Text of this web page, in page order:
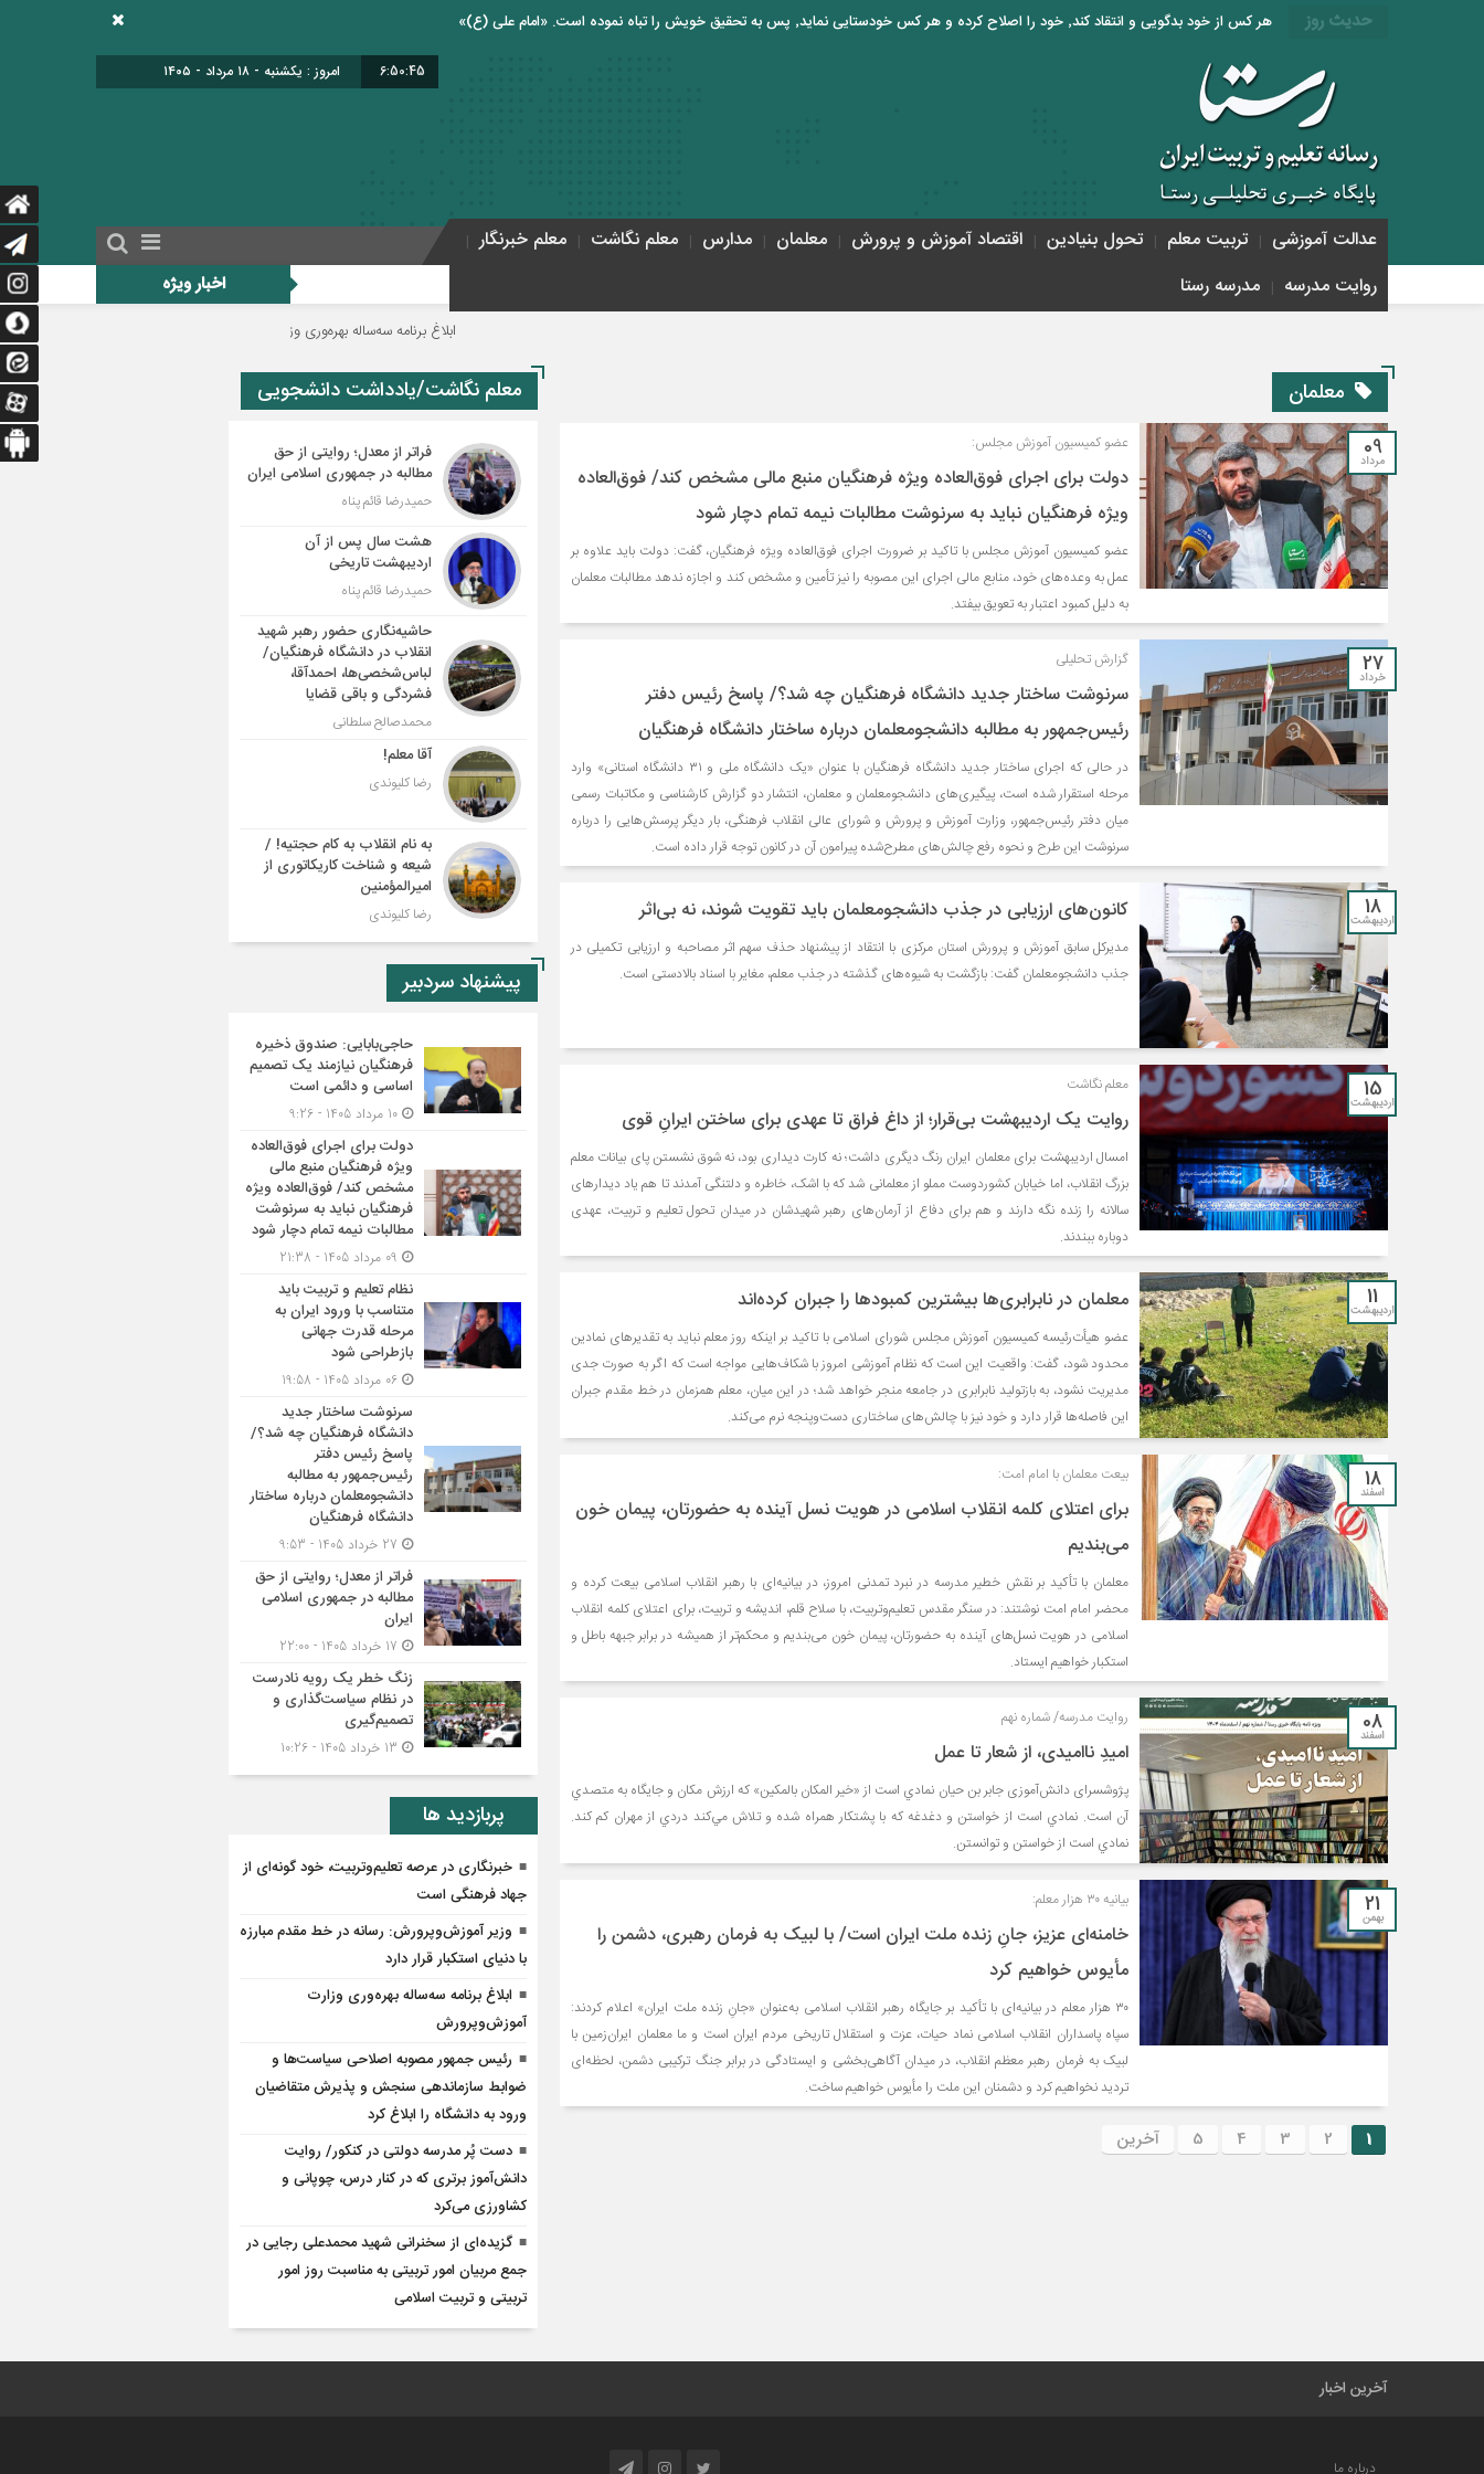
حدیث روز هر کس از خود بدگویی و انتقاد کند٬ خود را اصلاح کرده و هر کس خودستایی نماید٬ پس به تحقیق خویش را تباه نموده است. «امام علی (ع)»
6:50:45 امروز : یکشنبه - ۱۸ مرداد - ۱۴۰۵
عدالت آموزشی تربیت معلم تحول بنیادین اقتصاد آموزش و پرورش معلمان مدارس معلم نگاشت
معلم خبرنگار
روایت مدرسه
مدرسه رستا اخبار ویژه
ابلاغ برنامه سه‌ساله بهره‌وری وزارت آموزش‌وپرورش خبرنگاری در عرصه
معلمان
09
مرداد
عضو کمیسیون آموزش مجلس:
دولت برای اجرای فوق‌العاده ویژه فرهنگیان منبع مالی مشخص کند/ فوق‌العاده
ویژه فرهنگیان نباید به سرنوشت مطالبات نیمه‌ تمام دچار شود
عضو کمیسیون آموزش مجلس با تاکید بر ضرورت اجرای فوق‌العاده ویژه فرهنگیان، گفت: دولت باید علاوه بر
عمل به وعده‌های خود، منابع مالی اجرای این مصوبه را نیز تأمین و مشخص کند و اجازه ندهد مطالبات معلمان
به دلیل کمبود اعتبار به تعویق بیفتد.
27
خرداد
گزارش تحلیلی
سرنوشت ساختار جدید دانشگاه فرهنگیان چه شد؟/ پاسخ رئیس دفتر
رئیس‌جمهور به مطالبه دانشجومعلمان درباره ساختار دانشگاه فرهنگیان
در حالی که اجرای ساختار جدید دانشگاه فرهنگیان با عنوان «یک دانشگاه ملی و ۳۱ دانشگاه استانی» وارد
مرحله استقرار شده است، پیگیری‌های دانشجومعلمان و معلمان، انتشار دو گزارش کارشناسی و مکاتبات رسمی
میان دفتر رئیس‌جمهور، وزارت آموزش و پرورش و شورای عالی انقلاب فرهنگی، بار دیگر پرسش‌هایی را درباره
سرنوشت این طرح و نحوه رفع چالش‌های مطرح‌شده پیرامون آن در کانون توجه قرار داده است.
18
اردیبهشت کانون‌های ارزیابی در جذب دانشجومعلمان باید تقویت شوند، نه بی‌اثر
مدیرکل سابق آموزش و پرورش استان مرکزی با انتقاد از پیشنهاد حذف سهم اثر مصاحبه و ارزیابی تکمیلی در
جذب دانشجومعلمان گفت: بازگشت به شیوه‌های گذشته در جذب معلم، مغایر با اسناد بالادستی است.
15
اردیبهشت
معلم نگاشت
روایت یک اردیبهشت بی‌قرار؛ از داغ فراق تا عهدی برای ساختن ایرانِ قوی
امسال اردیبهشت برای معلمان ایران رنگ دیگری داشت؛ نه کارت دیداری بود، نه شوق نشستن پای بیانات معلم
بزرگ انقلاب، اما خیابان کشوردوست مملو از معلمانی شد که با اشک، خاطره و دلتنگی آمدند تا هم یاد دیدارهای
سالانه را زنده نگه دارند و هم برای دفاع از آرمان‌های رهبر شهیدشان در میدان تحول تعلیم و تربیت، عهدی
دوباره ببندند.
11
اردیبهشت معلمان در نابرابری‌ها بیشترین کمبودها را جبران کرده‌اند
عضو هیأت‌رئیسه کمیسیون آموزش مجلس شورای اسلامی با تاکید بر اینکه روز معلم نباید به تقدیرهای نمادین
محدود شود، گفت: واقعیت این است که نظام آموزشی امروز با شکاف‌هایی مواجه است که اگر به‌ صورت جدی
مدیریت نشود، به بازتولید نابرابری در جامعه منجر خواهد شد؛ در این میان، معلم همزمان در خط مقدم جبران
این فاصله‌ها قرار دارد و خود نیز با چالش‌های ساختاری دست‌وپنجه نرم می‌کند.
18
اسفند
بیعت معلمان با امام امت:
برای اعتلای کلمه انقلاب اسلامی در هویت نسل آینده به حضورتان، پیمان خون
می‌بندیم
معلمان با تأکید بر نقش خطیر مدرسه در نبرد تمدنی امروز، در بیانیه‌ای با رهبر انقلاب اسلامی بیعت کرده و
محضر امام امت نوشتند: در سنگر مقدس تعلیم‌وتربیت، با سلاح قلم، اندیشه و تربیت، برای اعتلای کلمه انقلاب
اسلامی در هویت نسل‌های آینده به حضورتان، پیمان خون می‌بندیم و محکم‌تر از همیشه در برابر جبهه باطل و
استکبار خواهیم ایستاد.
08
اسفند
روایت مدرسه/ شماره نهم
امیدِ ناامیدی، از شعار تا عمل
پژوشسرای دانش‌آموزی جابر بن حيان نمادي است از «خير المکان بالمکين» که ارزش مکان و جايگاه به متصدي
آن است. نمادي است از خواستن و دغدغه که با پشتکار همراه شده و تلاش مي‌کند دردي از مهران کم کند.
نمادي است از خواستن و توانستن.
21
بهمن
بیانیه ۳۰ هزار معلم:
خامنه‌ای عزیز، جانِ زنده ملت ایران است/ با لبیک به فرمان رهبری، دشمن را
مأیوس خواهیم کرد
۳۰ هزار معلم در بیانیه‌ای با تأکید بر جایگاه رهبر انقلاب اسلامی به‌عنوان «جانِ زنده ملت ایران» اعلام کردند:
سپاه پاسداران انقلاب اسلامی نماد حیات، عزت و استقلال تاریخی مردم ایران است و ما معلمان ایران‌زمین با
لبیک به فرمان رهبر معظم انقلاب، در میدان آگاهی‌بخشی و ایستادگی در برابر جنگ ترکیبی دشمن، لحظه‌ای
تردید نخواهیم کرد و دشمنان این ملت را مأیوس خواهیم ساخت.
1
2
3
4
5 آخرین
معلم نگاشت/یادداشت دانشجویی
فراتر از معدل؛ روایتی از حق
مطالبه در جمهوری اسلامی ایران
حمیدرضا قائم پناه
هشت سال پس از آن
اردیبهشت تاریخی
حمیدرضا قائم پناه
حاشیه‌نگاری حضور رهبر شهید
انقلاب در دانشگاه فرهنگیان/
لباس‌شخصی‌ها، احمدآقا،
فشردگی و باقی قضایا
محمدصالح سلطانی
آقا معلم!
رضا کلیوندی
به نام انقلاب به کام حجتیه! /
شیعه و شناخت کاریکاتوری از
امیرالمؤمنین
رضا کلیوندی
پیشنهاد سردبیر
حاجی‌بابایی: صندوق ذخیره
فرهنگیان نیازمند یک تصمیم
اساسی و دائمی است
دولت برای اجرای فوق‌العاده
ویژه فرهنگیان منبع مالی
مشخص کند/ فوق‌العاده ویژه
فرهنگیان نباید به سرنوشت
مطالبات نیمه‌ تمام دچار شود
نظام تعلیم و تربیت باید
متناسب با ورود ایران به
مرحله قدرت جهانی
بازطراحی شود
سرنوشت ساختار جدید
دانشگاه فرهنگیان چه شد؟/
پاسخ رئیس دفتر
رئیس‌جمهور به مطالبه
دانشجومعلمان درباره ساختار
دانشگاه فرهنگیان
فراتر از معدل؛ روایتی از حق
مطالبه در جمهوری اسلامی
ایران
زنگ خطر یک رویه نادرست
در نظام سیاست‌گذاری و
تصمیم‌گیری
پربازدید ها
خبرنگاری در عرصه تعلیم‌وتربیت، خود گونه‌ای از
جهاد فرهنگی است
وزیر آموزش‌وپرورش: رسانه در خط مقدم مبارزه
با دنیای استکبار قرار دارد
ابلاغ برنامه سه‌ساله بهره‌وری وزارت
آموزش‌وپرورش
رئیس جمهور مصوبه اصلاحی سیاست‌ها و
ضوابط سازماندهی سنجش و پذیرش متقاضیان
ورود به دانشگاه را ابلاغ کرد
دست پُر مدرسه دولتی در کنکور/ روایت
دانش‌آموز برتری که در کنار درس، چوپانی و
کشاورزی می‌کرد
گزیده‌ای از سخنرانی شهید محمدعلی رجایی در
جمع مربیان امور تربیتی به مناسبت روز امور
تربیتی و تربیت اسلامی
آخرین اخبار
درباره ما